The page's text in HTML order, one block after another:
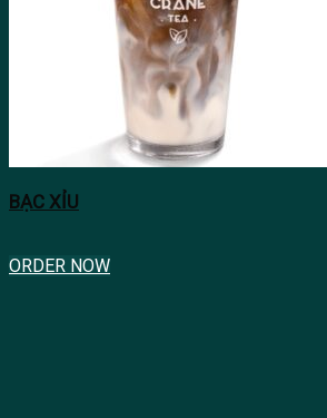
BẠC XỈU
ORDER NOW